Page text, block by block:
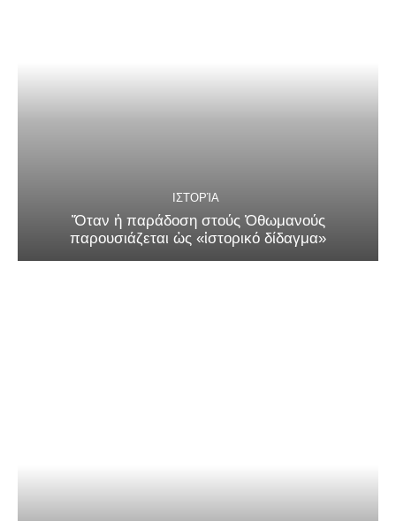
ΙΣΤΟΡΊΑ
Ὅταν ἡ παράδοση στούς Ὀθωμανούς
παρουσιάζεται ὡς «ἱστορικό δίδαγμα»